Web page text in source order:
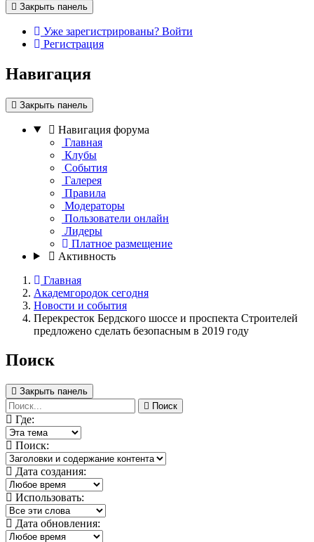
Закрыть панель
Уже зарегистрированы? Войти
Регистрация
Навигация
Закрыть панель
Навигация форума
Главная
Клубы
События
Галерея
Правила
Модераторы
Пользователи онлайн
Лидеры
Платное размещение
Активность
Главная
Академгородок сегодня
Новости и события
Перекресток Бердского шоссе и проспекта Строителей
предложено сделать безопасным в 2019 году
Поиск
Закрыть панель
Поиск
Где:
Поиск:
Дата создания:
Использовать:
Дата обновления: